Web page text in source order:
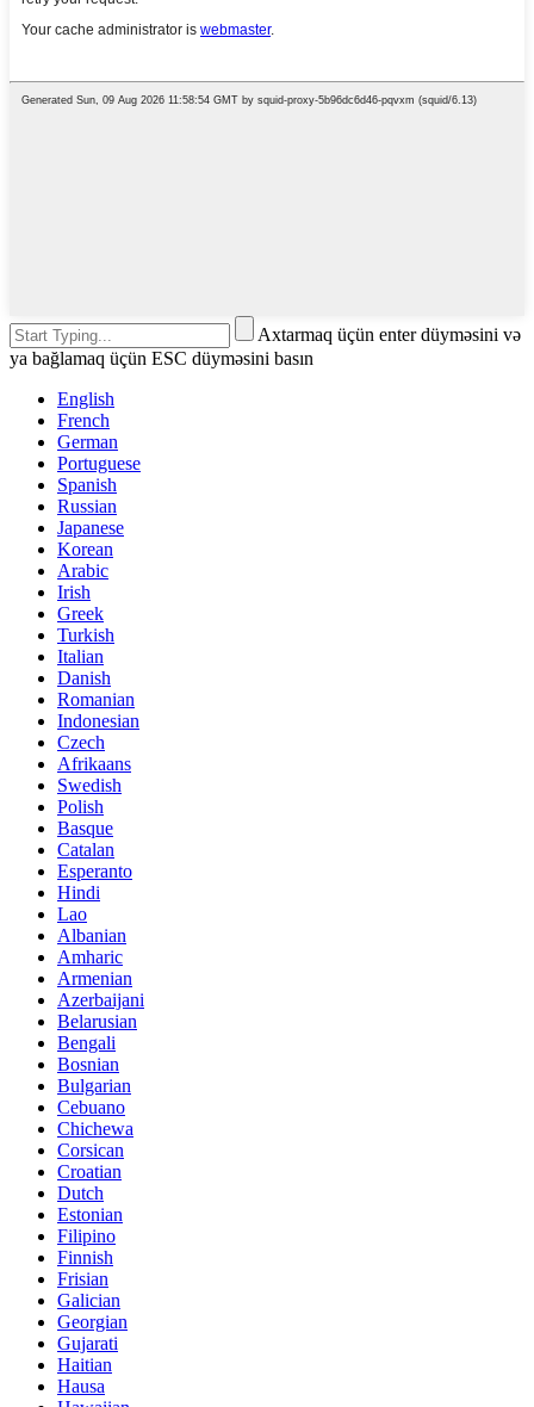
Axtarmaq üçün enter düyməsini və
ya bağlamaq üçün ESC düyməsini basın
English
French
German
Portuguese
Spanish
Russian
Japanese
Korean
Arabic
Irish
Greek
Turkish
Italian
Danish
Romanian
Indonesian
Czech
Afrikaans
Swedish
Polish
Basque
Catalan
Esperanto
Hindi
Lao
Albanian
Amharic
Armenian
Azerbaijani
Belarusian
Bengali
Bosnian
Bulgarian
Cebuano
Chichewa
Corsican
Croatian
Dutch
Estonian
Filipino
Finnish
Frisian
Galician
Georgian
Gujarati
Haitian
Hausa